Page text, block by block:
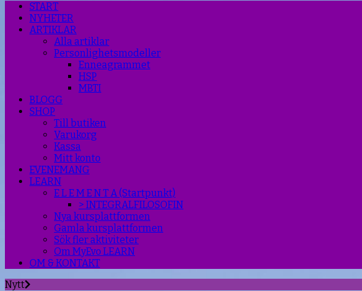
START
NYHETER
ARTIKLAR
Alla artiklar
Personlighetsmodeller
Enneagrammet
HSP
MBTI
BLOGG
SHOP
Till butiken
Varukorg
Kassa
Mitt konto
EVENEMANG
LEARN
E L E M E N T A (Startpunkt)
> INTEGRALFILOSOFIN
Nya kursplattformen
Gamla kursplattformen
Sök fler aktiviteter
Om MyEvo LEARN
OM & KONTAKT
Nytt